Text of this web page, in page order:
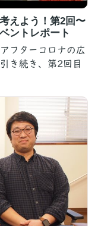
えよう！第2回〜
ントレポート
フターコロナの広
き続き、第2回目